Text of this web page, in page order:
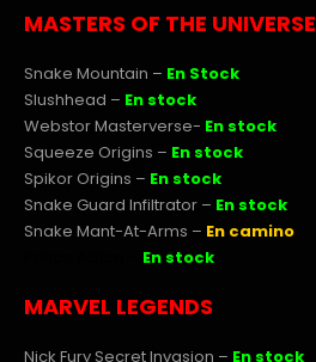
MASTERS OF THE UNIVERSE
Snake Mountain – En Stock
Slushhead – En stock
Webstor Masterverse- En stock
Squeeze Origins – En stock
Spikor Origins – En stock
Snake Guard Infiltrator – En stock
Snake Mant-At-Arms – En camino
En stock
MARVEL LEGENDS
Nick Fury Secret Invasion – En stock